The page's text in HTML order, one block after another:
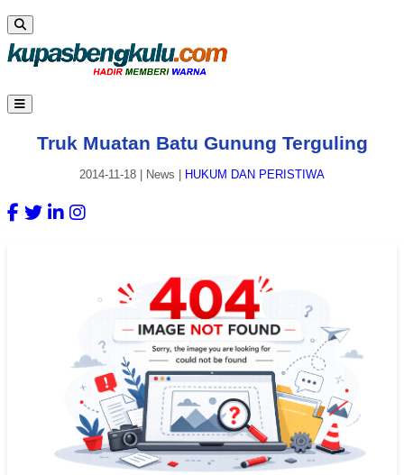
Truk Muatan Batu Gunung Terguling
2014-11-18 News HUKUM DAN PERISTIWA